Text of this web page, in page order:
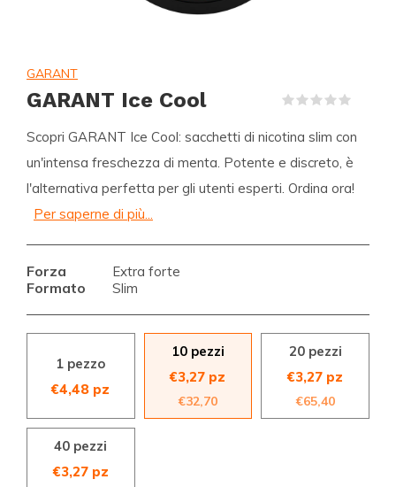
GARANT
GARANT Ice Cool
Scopri GARANT Ice Cool: sacchetti di nicotina slim con
un'intensa freschezza di menta. Potente e discreto, è
l'alternativa perfetta per gli utenti esperti. Ordina ora!
Per saperne di più...
Forza Extra forte
Formato Slim
1 pezzo
€4,48 pz
10 pezzi
€3,27 pz
€32,70
20 pezzi
€3,27 pz
€65,40
40 pezzi
€3,27 pz